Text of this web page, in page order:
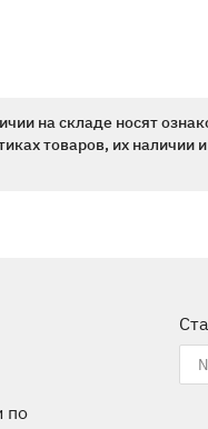
на складе носят
товаров, их наличии
по